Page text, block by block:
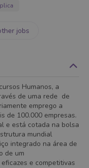
jobs
Humanos, a
de uma rede de
emprego a
de 100.000 empresas.
e está cotada na bolsa
mundial
integrado na área de
de um
e competitivas